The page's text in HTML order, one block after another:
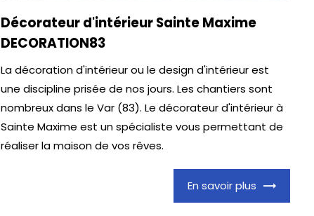
Décorateur d'intérieur Sainte Maxime
DECORATION83
La décoration d'intérieur ou le design d'intérieur est
une discipline prisée de nos jours. Les chantiers sont
nombreux dans le Var (83). Le décorateur d'intérieur à
Sainte Maxime est un spécialiste vous permettant de
réaliser la maison de vos rêves.
En savoir plus